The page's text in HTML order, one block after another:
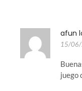
afun
15/06/
juego